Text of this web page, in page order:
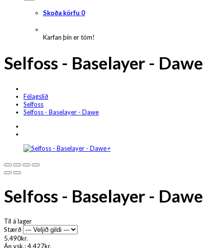
Skoða körfu 0
Karfan þín er tóm!
Selfoss - Baselayer - Dawe
Félagslið
Selfoss
Selfoss - Baselayer - Dawe
+
Selfoss - Baselayer - Dawe
Til á lager
Stærð
5.490kr.
Án vsk.:4.427kr.